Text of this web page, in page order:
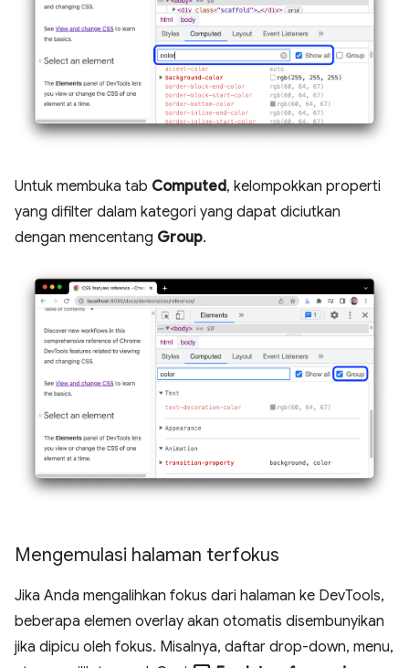
Untuk membuka tab Computed, kelompokkan properti
yang difilter dalam kategori yang dapat diciutkan
dengan mencentang Group.
Mengemulasi halaman terfokus
Jika Anda mengalihkan fokus dari halaman ke DevTools,
beberapa elemen overlay akan otomatis disembunyikan
jika dipicu oleh fokus. Misalnya, daftar drop-down, menu,